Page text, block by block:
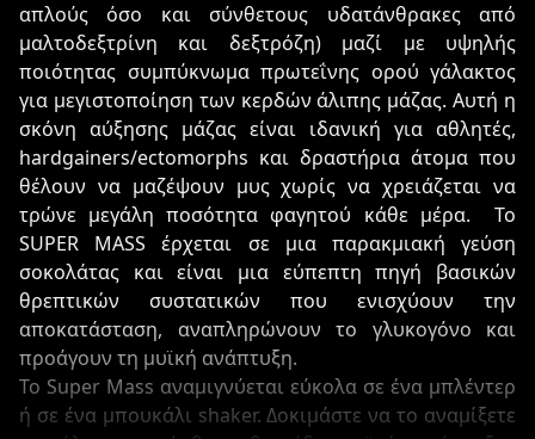
απλούς όσο και σύνθετους υδατάνθρακες από
μαλτοδεξτρίνη και δεξτρόζη) μαζί με υψηλής
ποιότητας συμπύκνωμα πρωτεΐνης ορού γάλακτος
για μεγιστοποίηση των κερδών άλιπης μάζας. Αυτή η
σκόνη αύξησης μάζας είναι ιδανική για αθλητές,
hardgainers/ectomorphs και δραστήρια άτομα που
θέλουν να μαζέψουν μυς χωρίς να χρειάζεται να
τρώνε μεγάλη ποσότητα φαγητού κάθε μέρα. Το
SUPER MASS έρχεται σε μια παρακμιακή γεύση
σοκολάτας και είναι μια εύπεπτη πηγή βασικών
θρεπτικών συστατικών που ενισχύουν την
αποκατάσταση, αναπληρώνουν το γλυκογόνο και
προάγουν τη μυϊκή ανάπτυξη.
Το Super Mass αναμιγνύεται εύκολα σε ένα μπλέντερ
ή σε ένα μπουκάλι shaker. Δοκιμάστε να το αναμίξετε